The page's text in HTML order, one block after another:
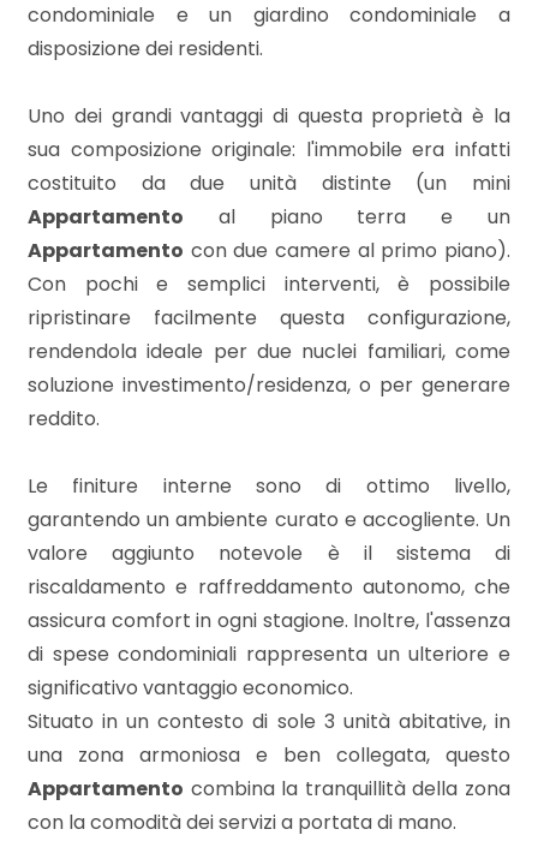
condominiale e un giardino condominiale a
disposizione dei residenti.
Uno dei grandi vantaggi di questa proprietà è la
sua composizione originale: l'immobile era infatti
costituito da due unità distinte (un mini
Appartamento al piano terra e un
Appartamento con due camere al primo piano).
Con pochi e semplici interventi, è possibile
ripristinare facilmente questa configurazione,
rendendola ideale per due nuclei familiari, come
soluzione investimento/residenza, o per generare
reddito.
Le finiture interne sono di ottimo livello,
garantendo un ambiente curato e accogliente. Un
valore aggiunto notevole è il sistema di
riscaldamento e raffreddamento autonomo, che
assicura comfort in ogni stagione. Inoltre, l'assenza
di spese condominiali rappresenta un ulteriore e
significativo vantaggio economico.
Situato in un contesto di sole 3 unità abitative, in
una zona armoniosa e ben collegata, questo
Appartamento combina la tranquillità della zona
con la comodità dei servizi a portata di mano.
2
3
4
5
5+
Bagni
Qualsiasi
1
2
3
4